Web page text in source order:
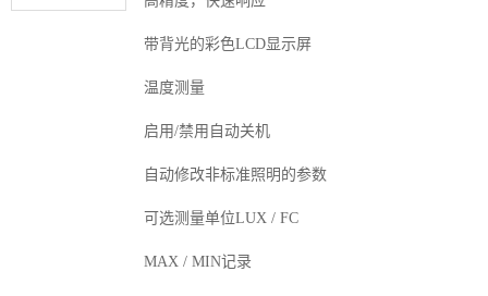
带背光的彩色LCD显示屏
温度测量
启用/禁用自动关机
自动修改非标准照明的参数
可选测量单位LUX / FC
MAX / MIN记录